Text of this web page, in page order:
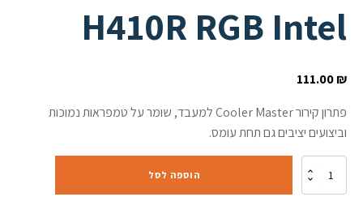
H410R RGB Intel
111.00₪
פתרון קירור Cooler Master למעבד, שומר על טמפראות נמוכות
וביצועים יציבים גם תחת עומס.
כמות
הוספה לסל